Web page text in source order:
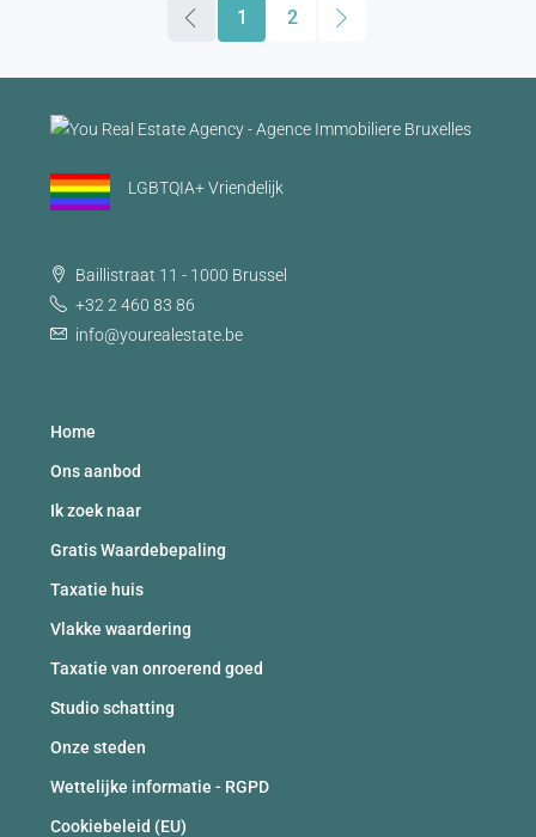
1 2
LGBTQIA+ Vriendelijk
Baillistraat 11 - 1000 Brussel
+32 2 460 83 86
info@yourealestate.be
Home
Ons aanbod
Ik zoek naar
Gratis Waardebepaling
Taxatie huis
Vlakke waardering
Taxatie van onroerend goed
Studio schatting
Onze steden
Wettelijke informatie - RGPD
Cookiebeleid (EU)